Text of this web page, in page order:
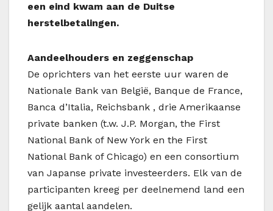
een eind kwam aan de Duitse
herstelbetalingen.
Aandeelhouders en zeggenschap
De oprichters van het eerste uur waren de
Nationale Bank van België, Banque de France,
Banca d’Italia, Reichsbank , drie Amerikaanse
private banken (t.w. J.P. Morgan, the First
National Bank of New York en the First
National Bank of Chicago) en een consortium
van Japanse private investeerders. Elk van de
participanten kreeg per deelnemend land een
gelijk aantal aandelen.